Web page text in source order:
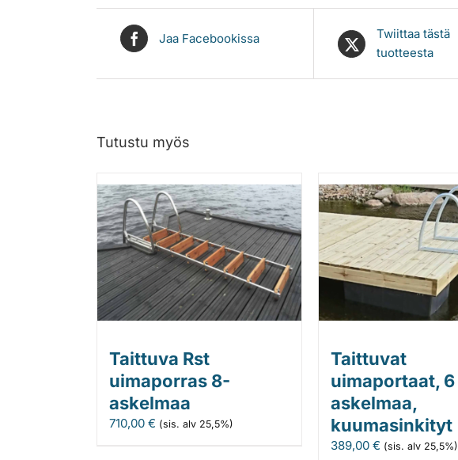
Jaa Facebookissa
Twiittaa tästä
tuotteesta
Tutustu myös
Taittuva Rst
uimaporras 8-
askelmaa
710,00 € (sis. alv 25,5%)
Taittuvat
uimaportaat, 6
askelmaa,
kuumasinkityt
389,00 € (sis. alv 25,5%)